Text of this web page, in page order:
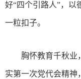
好“四个引路人”，以
一粒扣子。
胸怀教育千秋业
实第一次党代会精神